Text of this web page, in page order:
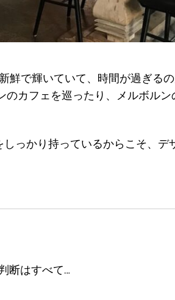
鮮で輝いていて、時間が過ぎる
のカフェを巡ったり、メルボル
っかり持っているからこそ、デ
断はすべて…